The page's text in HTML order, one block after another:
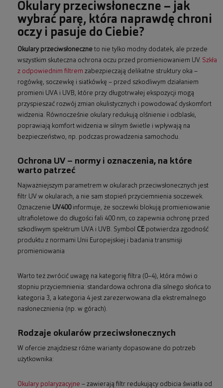
Okulary przeciwsłoneczne – jak
wybrać parę, która naprawdę chroni
oczy i pasuje do Ciebie?
Okulary przeciwsłoneczne to nie tylko modny dodatek, ale przede
wszystkim skuteczna ochrona oczu przed promieniowaniem UV. Szkła
z odpowiednim filtrem zabezpieczają delikatne struktury oka –
rogówkę, soczewkę i siatkówkę – przed szkodliwym działaniem
promieni UVA i UVB, które przy długotrwałej ekspozycji mogą
przyspieszać rozwój zmian okulistycznych i powodować dyskomfort
widzenia. Równocześnie okulary redukują olśnienie i odblaski,
poprawiają komfort widzenia w silnym świetle i wpływają na
bezpieczeństwo, np. podczas prowadzenia samochodu.
Ochrona UV – normy i oznaczenia, na które
warto patrzeć
Najważniejszym parametrem w okularach przeciwsłonecznych jest
filtr UV w okularach, a nie sam stopień przyciemnienia soczewek.
Oznaczenie UV400informuje, że soczewki blokują promieniowanie
ultrafioletowe do długości fali 400 nm, co zapewnia ochronę przed
szkodliwym spektrum UVA i UVB. Symbol CE potwierdza zgodność
produktu z normami Unii Europejskiej i badania transmisji
promieniowania
Warto też zwrócić uwagę na kategorię filtra (0–4), która mówi o
stopniu przyciemnienia: standardowa ochrona dla silnego słońca to
kategoria 3, a kategoria 4 jest zarezerwowana dla ekstremalnego
nasłonecznienia (np. w górach).
Rodzaje okularów przeciwsłonecznych
W ofercie znajdziesz różne warianty dopasowane do potrzeb
użytkownika:
Okulary polaryzacyjne – zawierają filtr redukujący odbicia światła od